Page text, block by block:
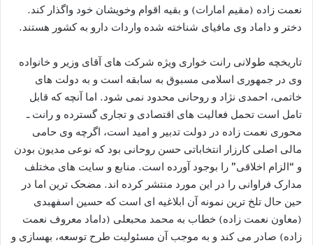
نعمت زاده (مقیم امارات) و بقیه اقوام وخویشان خود واگذار کند.
دختر و داماد وی مافیای شناخته شده واردات دارو به کشور هستند.
تاریخچه طولانی رانت خواری ویژه شرکت های آقای وزیر و خانواده
وی در جمهوری اسلامی مسبوق به سابقه است و به دولت های
خاتمی، احمدی نژاد و روحانی محدود نمی شود. اما آنچه که قابل
تامل است تحمل فعالیت های اقتصادی و تجاری گسترده و رانت ـ
محوری نعمت زاده در دولت تدبیر و امید است، اگرچه وی حامی
مالی اصلی کارزار انتخاباتی حسن روحانی بود که نوعی مدیون بودن
و “الزام اخلاقی” را بوجود آورده است. منابع و سایت های مختلف
مدارک فراوانی را در این مورد منتشر کرده اند. مضحک ترین اما در
حین حال تلخ ترین نمونه آن ابلاغیه ای است که حسین اسفهبدی
(معاون نعمت زاده) خطاب به محمد محبعلی (داماد معروف نعمت
زاده) صادر می کند و به موجب آن مسئولیت طرح توسعه، بهسازی و